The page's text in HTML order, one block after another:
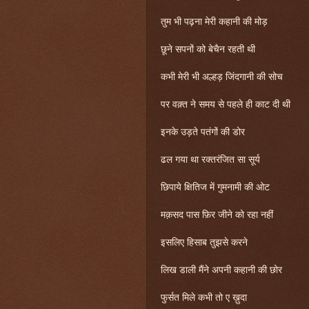
तुम भी पढ़ना मेरी कहानी की मोड़
छूने सपनों को बेचैन रहती थी
कभी मेरी भी अल्हड़ जिंदगानी की सोच
पर वक़्त ने समय से पहले ही काट दी थी
इनके उड़ते पतंगों की डोर
ढल गया था रक्तरंजित सा सूर्य
छिपाये क्षितिज में गुमनामी की ओट
मक़सद पास फ़िर जीने को रहा नहीं
इसलिए हिसाब तुझसे करने
लिख डाली मैंने अपनी कहानी की छोर
फुर्सत मिले कभी तो ए ख़ुदा